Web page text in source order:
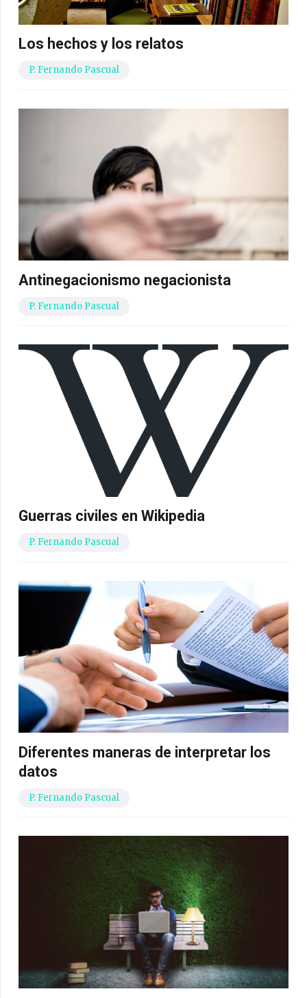
Los hechos y los relatos
P. Fernando Pascual
Antinegacionismo negacionista
P. Fernando Pascual
Guerras civiles en Wikipedia
P. Fernando Pascual
Diferentes maneras de interpretar los
datos
P. Fernando Pascual